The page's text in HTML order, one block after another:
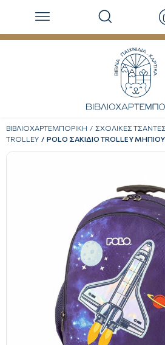
ΒΙΒΛΙΟΧΑΡΤΕΜΠΟΡΙΚΗ ΣΧΟΛΙΚΕΣ ΤΣΑΝΤΕΣ
TROLLEY
POLO ΣΑΚΙΔΙΟ TROLLEY ΜΗΠΙΟΥ